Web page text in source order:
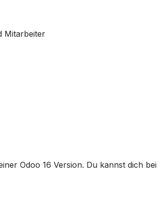
Mitarbeiter
Odoo 16 Version. Du kannst dich bei